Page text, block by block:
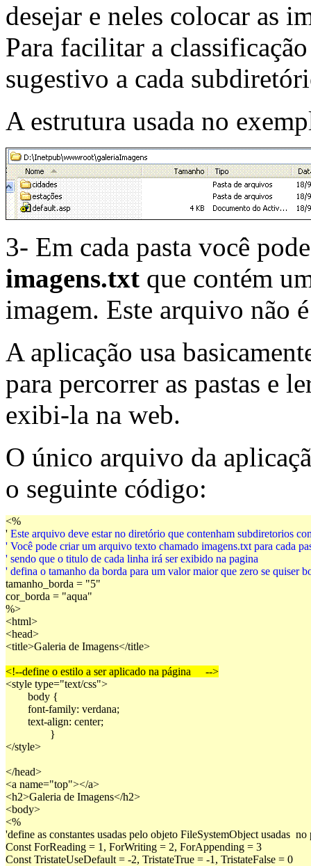
desejar e neles colocar as
Para facilitar a
sugestivo a cada
A estrutura usada no
3- Em cada pasta você
imagens.txt que contém
imagem. Este arquivo não
A aplicação usa
para percorrer as pastas e
exibi-la na web.
O único arquivo da
o seguinte código:
<%
' Este arquivo deve estar no diretório que contenham subdiretorios
' Você pode criar um arquivo texto chamado imagens.txt para cada
' sendo que o titulo de cada linha irá ser exibido na pagina
' defina o tamanho da borda para um valor maior que zero se quiser
tamanho_borda = "5"
cor_borda = "aqua"
%>
<html>
<head>
<title>Galeria de Imagens</title>
<!--define o estilo a ser aplicado na página	-->
<style type="text/css">
	body {
	font-family: verdana;
	text-align: center;
		}
</style>
</head>
<a name="top"></a>
<h2>Galeria de Imagens</h2>
<body>
<%
'define as constantes usadas pelo objeto FileSystemObject usadas  no
Const ForReading = 1, ForWriting = 2, ForAppending = 3
Const TristateUseDefault = -2, TristateTrue = -1, TristateFalse = 0